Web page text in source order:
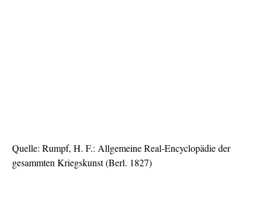
Quelle: Rumpf, H. F.: Allgemeine Real-Encyclopädie der
gesammten Kriegskunst (Berl. 1827)